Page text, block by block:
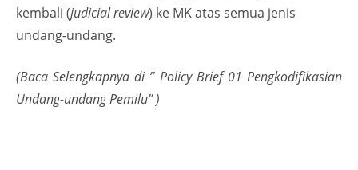
kembali (judicial review) ke MK atas semua jenis
undang-undang.
(Baca Selengkapnya di ” Policy Brief 01 Pengkodifikasian
Undang-undang Pemilu” )